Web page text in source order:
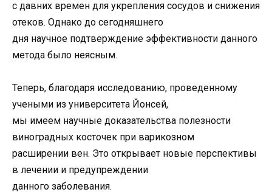
с давних времен для укрепления сосудов и снижения
отеков. Однако до сегодняшнего
дня научное подтверждение эффективности данного
метода было неясным.
Теперь, благодаря исследованию, проведенному
учеными из университета Йонсей,
мы имеем научные доказательства полезности
виноградных косточек при варикозном
расширении вен. Это открывает новые перспективы
в лечении и предупреждении
данного заболевания.